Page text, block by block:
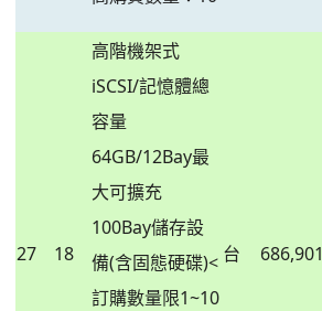
27 18
高階機架式
iSCSI/記憶體總
容量
64GB/12Bay最
大可擴充
100Bay儲存設
備(含固態硬碟)<
訂購數量限1~10
台 686,901